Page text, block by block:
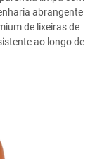
abrangente
de lixeiras de
ao longo de